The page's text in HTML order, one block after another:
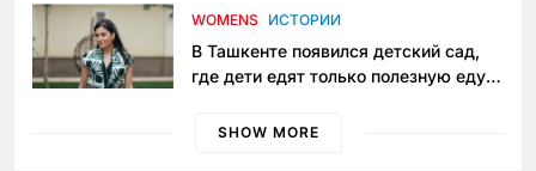
приговору
WOMENS ИСТОРИИ
В Ташкенте появился детский сад,
где дети едят только полезную еду.
просить «кашу без сахара»
SHOW MORE